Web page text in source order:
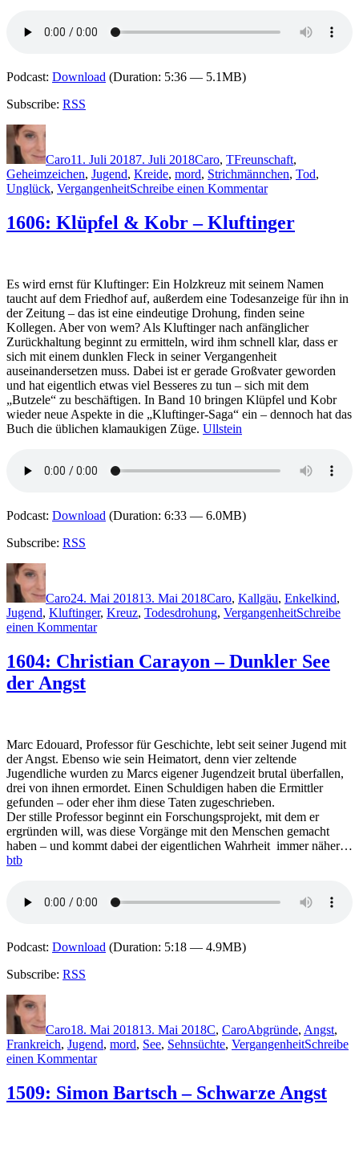
Podcast: Download (Duration: 5:36 — 5.1MB)
Subscribe: RSS
Autor
Caro11. Juli 20187. Juli 2018Caro, TFreunschaft,
Geheimzeichen, Jugend, Kreide, mord, Strichmännchen, Tod,
Unglück, VergangenheitSchreibe einen Kommentarzu
C.
J.
Kreidemann
1606: Klüpfel & Kobr – Kluftinger
Es wird ernst für Kluftinger: Ein Holzkreuz mit seinem Namen
taucht auf dem Friedhof auf, außerdem eine Todesanzeige für ihn in
der Zeitung – das ist eine eindeutige Drohung, finden seine
Kollegen. Aber von wem? Als Kluftinger nach anfänglicher
Zurückhaltung beginnt zu ermitteln, wird ihm schnell klar, dass er
sich mit einem dunklen Fleck in seiner Vergangenheit
auseinandersetzen muss. Dabei ist er gerade Großvater geworden
und hat eigentlich etwas viel Besseres zu tun – sich mit dem
„Butzele“ zu beschäftigen. In Band 10 bringen Klüpfel und Kobr
wieder neue Aspekte in die „Kluftinger-Saga“ ein – dennoch hat das
Buch die üblichen klamaukigen Züge. Ullstein
Podcast: Download (Duration: 6:33 — 6.0MB)
Subscribe: RSS
Autor
Caro24. Mai 201813. Mai 2018Caro, Kallgäu, Enkelkind,
Jugend, Kluftinger, Kreuz, Todesdrohung, VergangenheitSchreibe
einen Kommentarzu
Klüpfel
&
1604: Christian Carayon – Dunkler See
der Angst
Marc Edouard, Professor für Geschichte, lebt seit seiner Jugend mit
der Angst. Ebenso wie sein Heimatort, denn vier zeltende
Jugendliche wurden zu Marcs eigener Jugendzeit brutal überfallen,
drei von ihnen ermordet. Einen Schuldigen haben die Ermittler
gefunden – oder eher ihm diese Taten zugeschrieben.
Der stille Professor beginnt ein Forschungsprojekt, mit dem er
ergründen will, was diese Vorgänge mit den Menschen gemacht
haben – und kommt dabei der eigentlichen Wahrheit immer näher…
btb
Podcast: Download (Duration: 5:18 — 4.9MB)
Subscribe: RSS
Autor
Caro18. Mai 201813. Mai 2018C, CaroAbgründe, Angst,
Frankreich, Jugend, mord, See, Sehnsüchte, VergangenheitSchreibe
einen Kommentarzu
Christian
Carayon
1509: Simon Bartsch – Schwarze Angst